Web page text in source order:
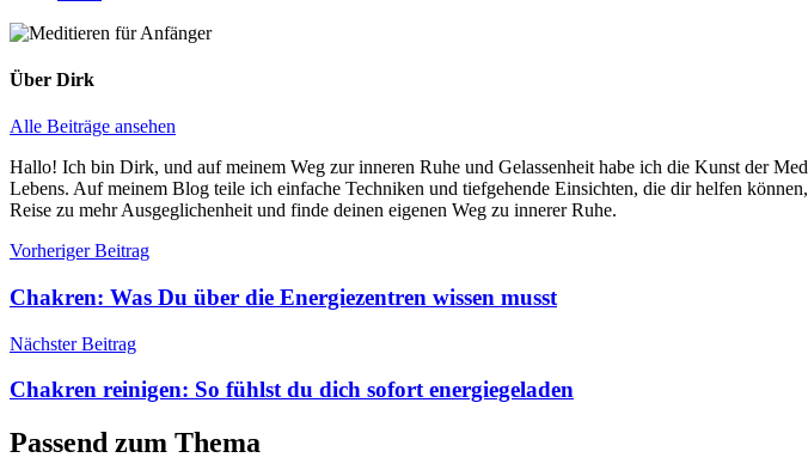
Über Dirk
Alle Beiträge ansehen
Hallo! Ich bin Dirk, und auf meinem Weg zur inneren Ruhe und Gelassenheit habe ich die Kunst der
Lebens. Auf meinem Blog teile ich einfache Techniken und tiefgehende Einsichten, die dir helfen
Reise zu mehr Ausgeglichenheit und finde deinen eigenen Weg zu innerer Ruhe.
Beitragsnavigation
Vorheriger Beitrag
Chakren: Was Du über die Energiezentren wissen musst
Nächster Beitrag
Chakren reinigen: So fühlst du dich sofort energiegeladen
Passend zum Thema